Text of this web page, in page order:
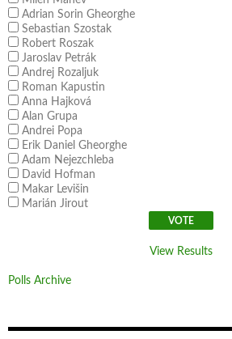
Adrian Sorin Gheorghe
Sebastian Szostak
Robert Roszak
Jaroslav Petrák
Andrej Rozaljuk
Roman Kapustin
Anna Hajková
Alan Grupa
Andrei Popa
Erik Daniel Gheorghe
Adam Nejezchleba
David Hofman
Makar Levišin
Marián Jirout
View Results
Polls Archive